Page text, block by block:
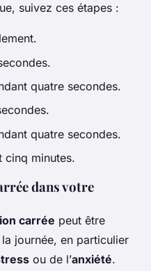
suivez ces étapes :
quatre secondes.
quatre secondes.
cinq minutes.
dans votre
carrée peut être
journée, en particulier
ou de l’anxiété.